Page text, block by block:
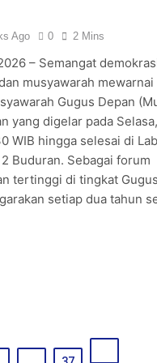
Ago 0 2 Mins
– Semangat
musyawarah mewarnai
Gugus Depan
yang digelar pada
WIB hingga selesai di
Buduran. Sebagai forum
tertinggi di tingkat
setiap dua tahun